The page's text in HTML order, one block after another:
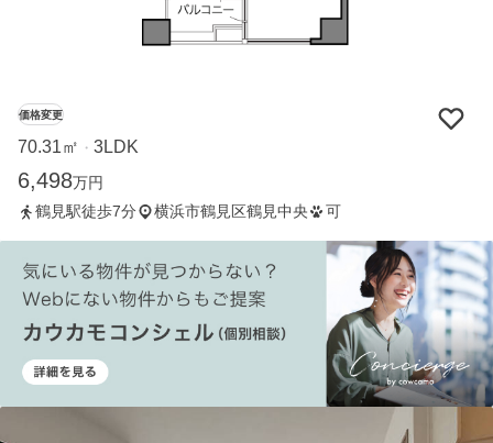
価格変更
70.31㎡ ・ 3LDK
6,498万円
鶴見駅徒歩7分
横浜市鶴見区鶴見中央 可